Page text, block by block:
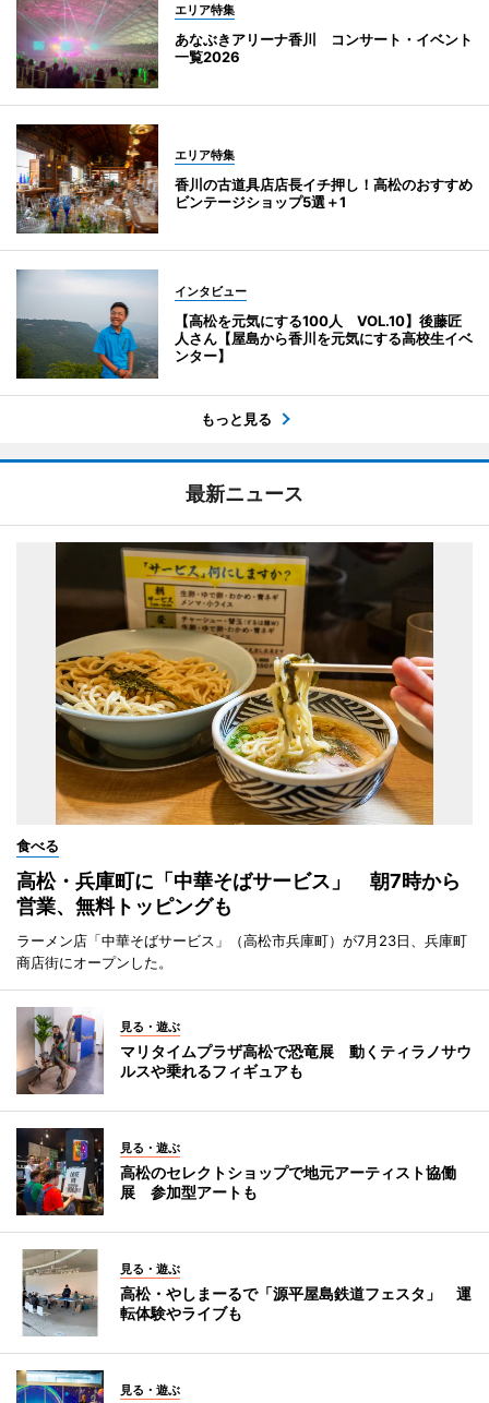
エリア特集
あなぶきアリーナ香川 コンサート・イベント
一覧2026
エリア特集
香川の古道具店店長イチ押し！高松のおすすめ
ビンテージショップ5選＋1
インタビュー
【高松を元気にする100人 VOL.10】後藤匠
人さん【屋島から香川を元気にする高校生イベ
ンター】
もっと見る
最新ニュース
食べる
高松・兵庫町に「中華そばサービス」 朝7時から
営業、無料トッピングも
ラーメン店「中華そばサービス」（高松市兵庫町）が7月23日、兵庫町
商店街にオープンした。
見る・遊ぶ
マリタイムプラザ高松で恐竜展 動くティラノサウ
ルスや乗れるフィギュアも
見る・遊ぶ
高松のセレクトショップで地元アーティスト協働
展 参加型アートも
見る・遊ぶ
高松・やしまーるで「源平屋島鉄道フェスタ」 運
転体験やライブも
見る・遊ぶ